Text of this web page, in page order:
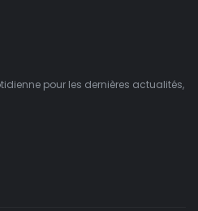
pour les dernières actualités,